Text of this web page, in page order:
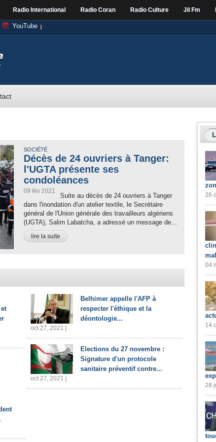
Radio International Radio Coran Radio Culture Jil Fm
YouTube
SOCIÉTÉ
Décès de 24 ouvriers à Tanger:
l'UGTA présente ses
condoléances
09 fév 2021
Suite au décès de 24 ouvriers à Tanger
dans l'inondation d'un atelier textile, le Secrétaire
général de l'Union générale des travailleurs algériens
(UGTA), Salim Labatcha, a adressé un message de...
lire la suite
Belhimer appelle l'AFP à
respecter l'éthique et la
déontologie...
oct 27, 2021 |
Elections du 27 novembre :
Signature d'un protocole
sanitaire préventif contre...
oct 27, 2021 |
26
04
14
28